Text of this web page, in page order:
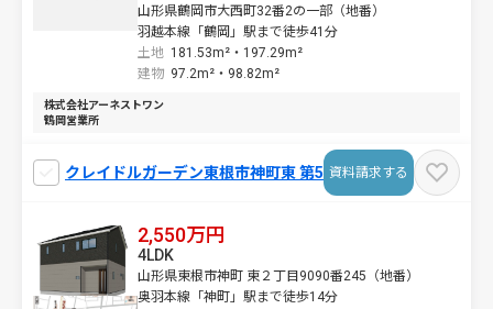
山形県鶴岡市大西町32番2の一部（地番）
羽越本線「鶴岡」駅まで徒歩41分
土地 181.53m²・ 197.29m²
建物 97.2m²・ 98.82m²
株式会社アーネストワン
鶴岡営業所
クレイドルガーデン東根市神町東 第5 資料請求する
2,550万円
山形県東根市神町 東２丁目9090番245（地番）
奥羽本線「神町」駅まで徒歩14分
4LDK